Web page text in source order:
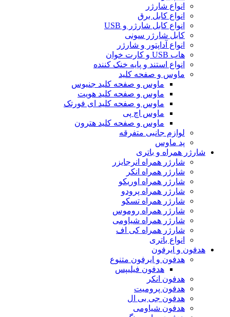
انواع شارژر
انواع کابل برق
انواع کابل شارژر و USB
کابل شارژر سونی
انواع آداپتور و شارژر
هاب USB و کارت خوان
انواع استند و پایه خنک کننده
ماوس و صفحه کلید
ماوس و صفحه کلید جنیوس
ماوس و صفحه کلید هویت
ماوس و صفحه کلید ای فورتک
ماوس اچ پی
ماوس و صفحه کلید هترون
لوازم جانبی متفرقه
پد ماوس
شارژر همراه و باتری
شارژر همراه انرجایزر
شارژر همراه انکر
شارژر همراه اوریکو
شارژر همراه پرودو
شارژر همراه تسکو
شارژر همراه روموس
شارژر همراه شیاومی
شارژر همراه کی اف
انواع باتری
هدفون و ایرفون
هدفون و ایرفون متنوع
هدفون فیلیپس
هدفون انکر
هدفون پرومیت
هدفون جی بی ال
هدفون شیاومی